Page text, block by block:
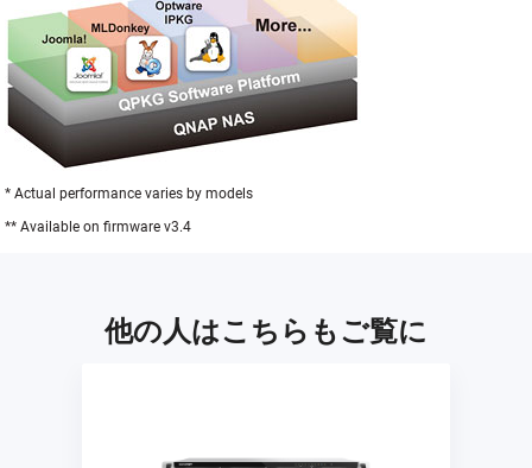
* Actual performance varies by models
** Available on firmware v3.4
他の人はこちらもご覧に